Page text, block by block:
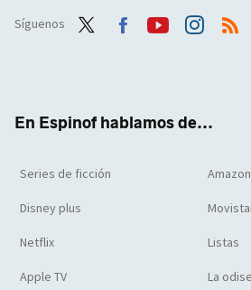
Síguenos
En Espinof hablamos de...
Series de ficción
Disney plus
Netflix Listas
Apple TV La